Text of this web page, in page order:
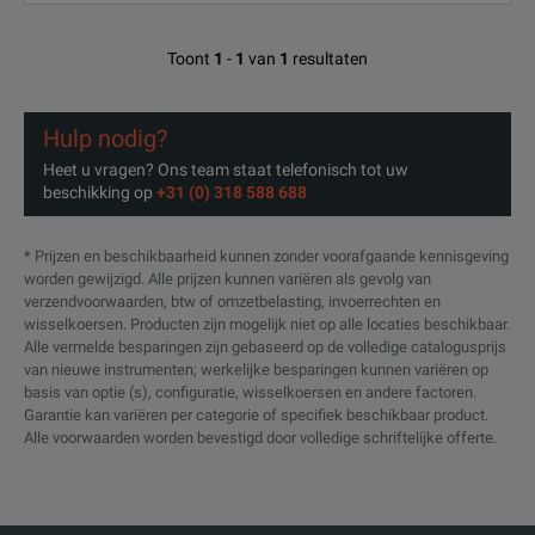
Toont 1 - 1 van 1 resultaten
Hulp nodig?
Heet u vragen? Ons team staat telefonisch tot uw
beschikking op +31 (0) 318 588 688
* Prijzen en beschikbaarheid kunnen zonder voorafgaande kennisgeving
worden gewijzigd. Alle prijzen kunnen variëren als gevolg van
verzendvoorwaarden, btw of omzetbelasting, invoerrechten en
wisselkoersen. Producten zijn mogelijk niet op alle locaties beschikbaar.
Alle vermelde besparingen zijn gebaseerd op de volledige catalogusprijs
van nieuwe instrumenten; werkelijke besparingen kunnen variëren op
basis van optie (s), configuratie, wisselkoersen en andere factoren.
Garantie kan variëren per categorie of specifiek beschikbaar product.
Alle voorwaarden worden bevestigd door volledige schriftelijke offerte.
3.5%, < 50 GHz
RF Connector (2)